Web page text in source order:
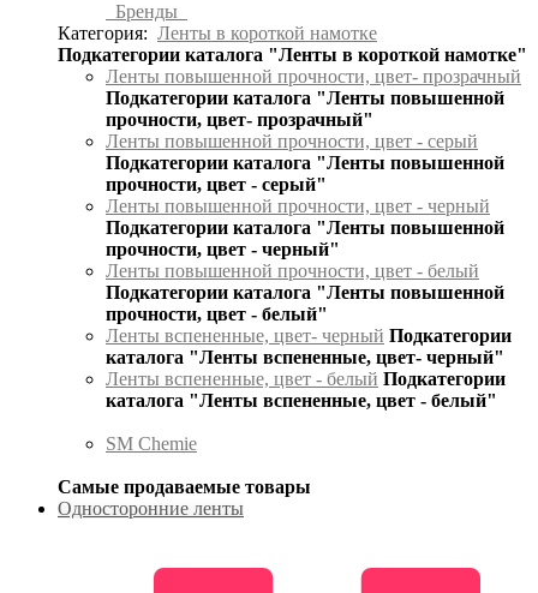
Бренды
Категория: Ленты в короткой намотке
Подкатегории каталога "Ленты в короткой намотке"
Ленты повышенной прочности, цвет- прозрачный
Подкатегории каталога "Ленты повышенной
прочности, цвет- прозрачный"
Ленты повышенной прочности, цвет - серый
Подкатегории каталога "Ленты повышенной
прочности, цвет - серый"
Ленты повышенной прочности, цвет - черный
Подкатегории каталога "Ленты повышенной
прочности, цвет - черный"
Ленты повышенной прочности, цвет - белый
Подкатегории каталога "Ленты повышенной
прочности, цвет - белый"
Ленты вспененные, цвет- черный Подкатегории
каталога "Ленты вспененные, цвет- черный"
Ленты вспененные, цвет - белый Подкатегории
каталога "Ленты вспененные, цвет - белый"
SM Chemie
Самые продаваемые товары
Односторонние ленты